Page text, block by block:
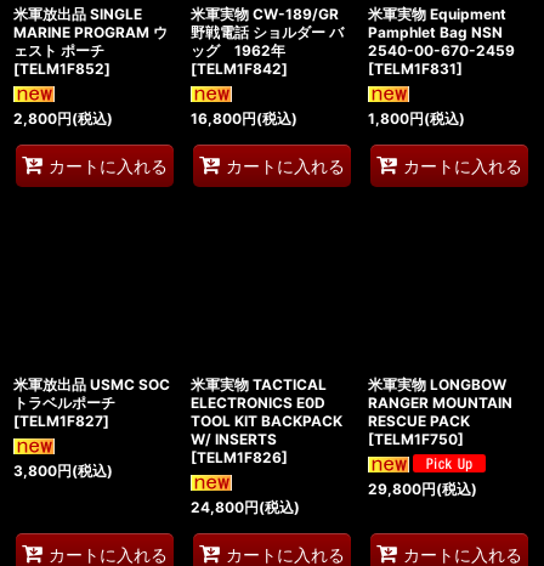
米軍放出品 SINGLE
MARINE PROGRAM ウ
ェスト ポーチ
[TELM1F852]
2,800円(税込)
カートに入れる
米軍実物 CW-189/GR
野戦電話 ショルダー バ
ッグ 1962年
[TELM1F842]
16,800円(税込)
カートに入れる
米軍実物 Equipment
Pamphlet Bag NSN
2540-00-670-2459
[TELM1F831]
1,800円(税込)
カートに入れる
米軍放出品 USMC SOC
トラベルポーチ
[TELM1F827]
3,800円(税込)
カートに入れる
米軍実物 TACTICAL
ELECTRONICS E0D
TOOL KIT BACKPACK
W/ INSERTS
[TELM1F826]
24,800円(税込)
カートに入れる
米軍実物 LONGBOW
RANGER MOUNTAIN
RESCUE PACK
[TELM1F750]
29,800円(税込)
カートに入れる